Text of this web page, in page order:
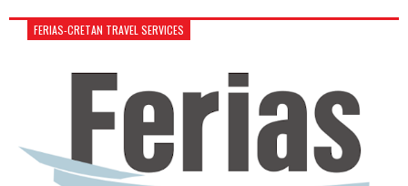
FERIAS-CRETAN TRAVEL SERVICES